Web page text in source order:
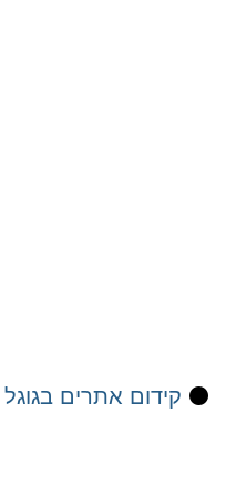
⚫ קידום אתרים בגוגל